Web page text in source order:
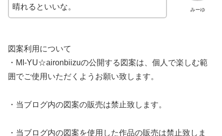
みーゆ
晴れるといいな。
図案利用について
・MI-YU☆aironbiizuの公開する図案は、個人で楽しむ範
囲でご使用いただくようお願い致します。
・当ブログ内の図案の販売は禁止致します。
・当ブログ内の図案を使用した作品の販売は禁止致しま